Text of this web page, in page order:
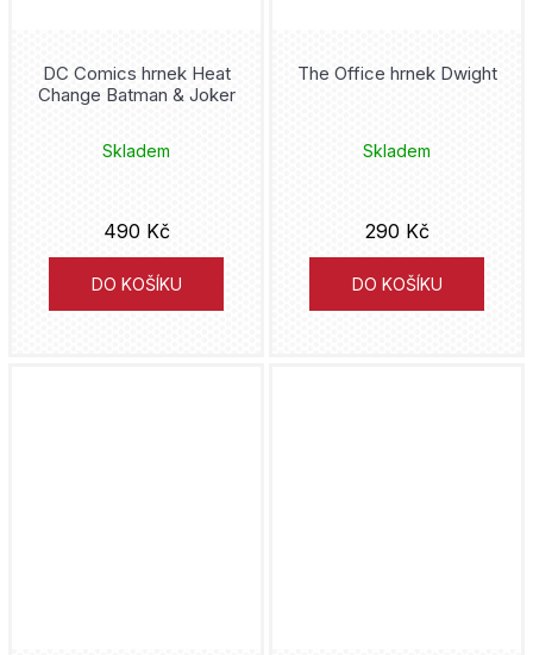
DC Comics hrnek Heat
Change Batman & Joker
Skladem
490 Kč
DO KOŠÍKU
The Office hrnek Dwight
Skladem
290 Kč
DO KOŠÍKU